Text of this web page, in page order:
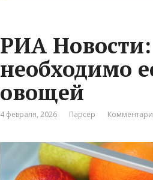
РИА
необходимо
овощей
4 февраля, 2026 Парсер